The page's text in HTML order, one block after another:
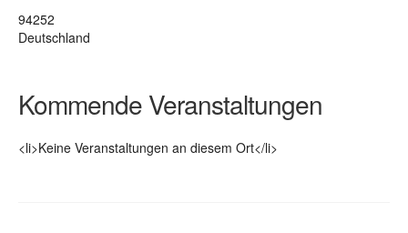
94252
Deutschland
Kommende Veranstaltungen
<li>Keine Veranstaltungen an diesem Ort</li>